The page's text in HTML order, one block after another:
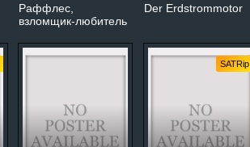
Раффлес,
взломщик-любитель
Der Erdstrommotor
SATRip